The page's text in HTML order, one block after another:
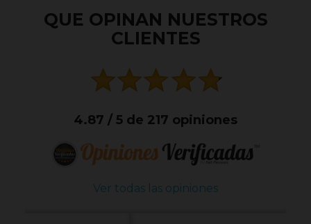
QUE OPINAN NUESTROS
CLIENTES
4.87 / 5 de 217 opiniones
Ver todas las opiniones